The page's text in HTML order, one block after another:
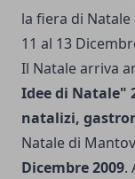
Il Natale arriva
Idee di Natale"
natalizi,
Natale di
Dicembre 2009.